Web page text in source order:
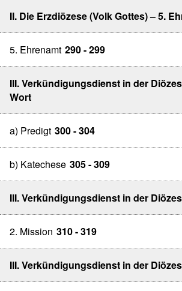
II. Die Erzdiözese (Volk Gottes) – 5.
5. Ehrenamt 290 - 299
III. Verkündigungsdienst in der
Wort
a) Predigt 300 - 304
b) Katechese 305 - 309
III. Verkündigungsdienst in der
2. Mission 310 - 319
III. Verkündigungsdienst in der